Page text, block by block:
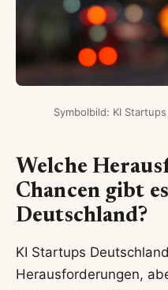
Symbolbild: KI
Welche
Chancen gibt
Deutschland?
KI Startups
Herausforderungen,